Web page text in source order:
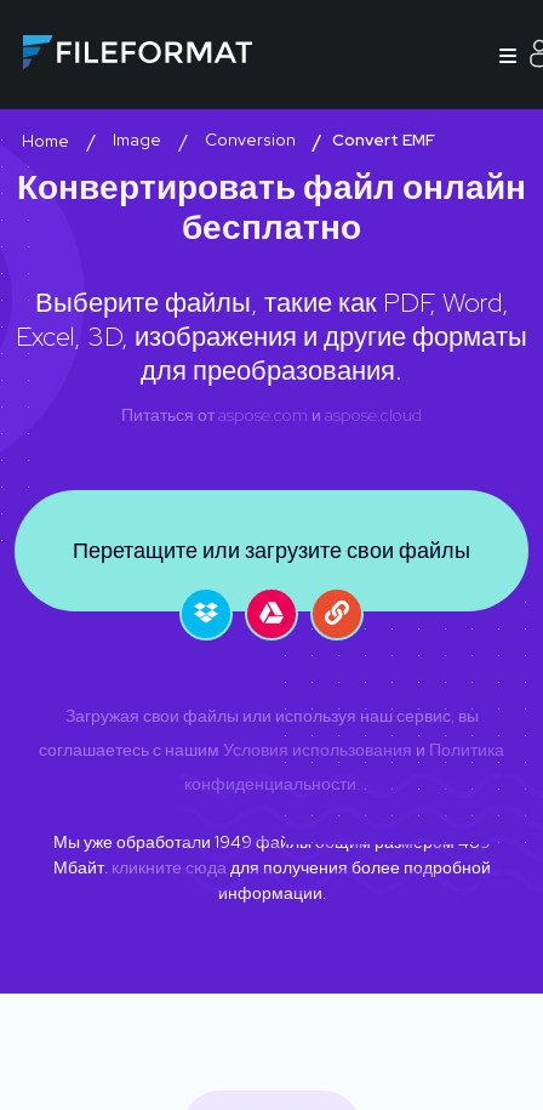
Home Image Conversion Convert EMF
Конвертировать файл онлайн
бесплатно
Выберите файлы, такие как PDF, Word,
Excel, 3D, изображения и другие форматы
для преобразования.
Питаться отaspose.com и aspose.cloud
Перетащите или загрузите свои файлы
Загружая свои файлы или используя наш сервис, вы
соглашаетесь с нашим Условия использования и Политика
конфиденциальности
Мы уже обработали 1949 файлы общим размером 489
Мбайт. кликните сюда для получения более подробной
информации.